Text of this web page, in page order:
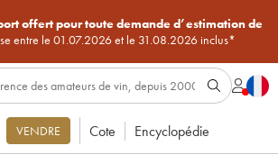
offert pour toute demande d’estimation de
entre le 01.07.2026 et le 31.08.2026 inclus*
VENDRE Cote Encyclopédie